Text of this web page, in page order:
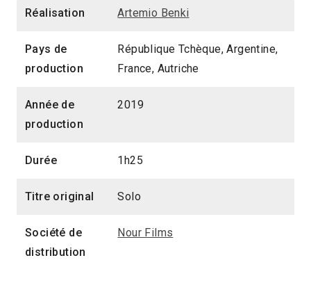
Réalisation Artemio Benki
Pays de
production
République Tchèque, Argentine,
France, Autriche
Année de
production
2019
Durée 1h25
Titre original Solo
Société de
distribution
Nour Films